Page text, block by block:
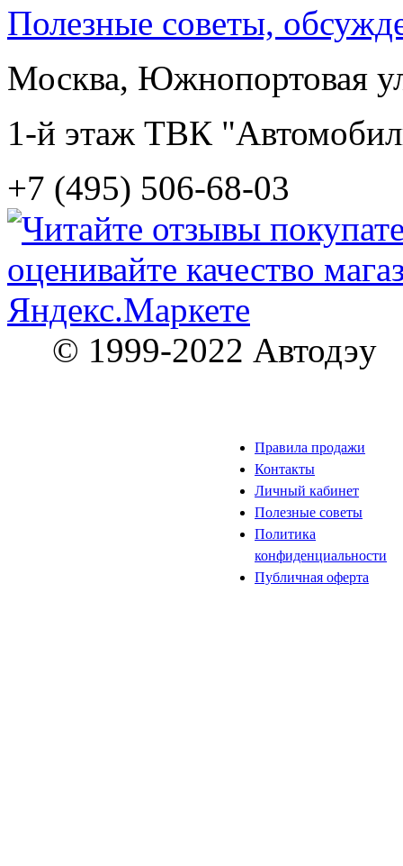
Полезные советы,
Москва, Южнопортовая
1-й этаж ТВК
+7 (495) 506-68-03
Правила продажи
Контакты
Личный кабинет
Полезные советы
Политика
конфиденциальности
Публичная оферта
© 1999-2022 Автодэу